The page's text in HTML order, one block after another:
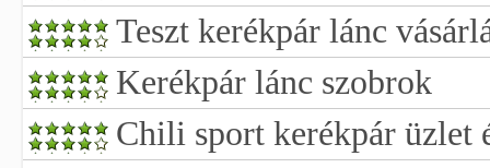
Teszt kerékpár lánc
Kerékpár lánc szobrok
Chili sport kerékpár üzlet